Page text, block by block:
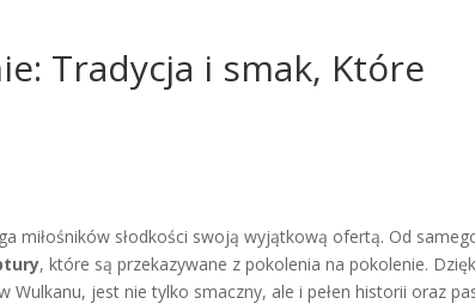
Tradycja i smak, Które
miłośników słodkości swoją wyjątkową ofertą. Od
, które są przekazywane z pokolenia na pokolenie.
jest nie tylko smaczny, ale i pełen historii oraz